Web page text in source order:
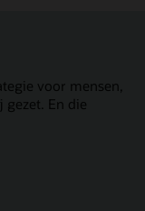
voor mensen,
gezet. En die